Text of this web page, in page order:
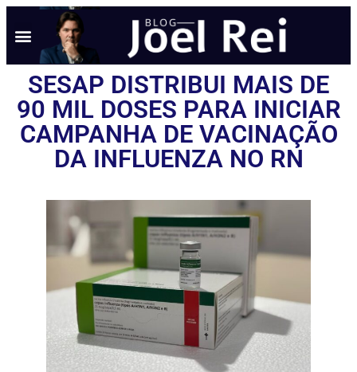
SESAP DISTRIBUI MAIS DE
90 MIL DOSES PARA INICIAR
CAMPANHA DE VACINAÇÃO
DA INFLUENZA NO RN